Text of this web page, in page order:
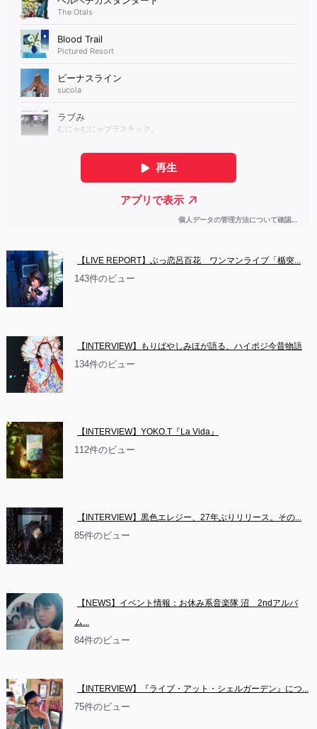
【LIVE REPORT】ぶっ恋呂百花　ワンマンライブ「楯突...
143件のビュー
【INTERVIEW】もりばやしみほが語る、ハイポジ今昔物語
134件のビュー
【INTERVIEW】YOKO.T『La Vida』
112件のビュー
【INTERVIEW】黒色エレジー、27年ぶりリリース。その...
85件のビュー
【NEWS】イベント情報：お休み系音楽隊 沼　2ndアルバ
ム...
84件のビュー
【INTERVIEW】『ライブ・アット・シェルガーデン』につ...
75件のビュー